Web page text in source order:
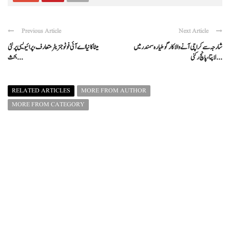
Previous Article
میٹا کا نیا اے آئی فوٹو جنریٹر متعارف، پرائیویسی پر نئی
بحث ...
Next Article
شارجہ سے کراچی آنے والا کارگو طیارہ سمندر میں
لاپتا، پانچ رکنی ...
RELATED ARTICLES
MORE FROM AUTHOR
MORE FROM CATEGORY